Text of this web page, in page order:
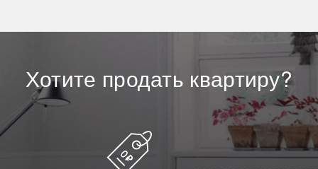
Хотите продать квартиру?